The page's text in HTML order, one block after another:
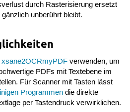
durch Rasterisierung ersetzt
unberührt bleibt.
xsane2OCRmyPDFverwenden, um
PDFs mit Textebene im
Für Scanner mit Tasten lässt
Programmendie direkte
per Tastendruck verwirklichen.